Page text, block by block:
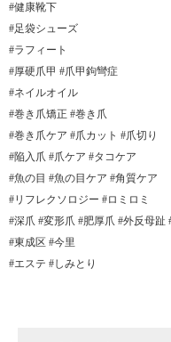
#健康靴下
#足袋シューズ
#ラフィート
#厚硬爪甲 #爪甲鉤彎症
#ネイルオイル
#巻き爪矯正 #巻き爪
#巻き爪ケア #爪カット #爪切り
#陥入爪 #爪ケア #タコケア
#魚の目 #魚の目ケア #角質ケア
#リフレクソロジー #ロミロミ
#深爪 #変形爪 #肥厚爪 #外反母趾
#東成区 #今里
#エステ #しみとり